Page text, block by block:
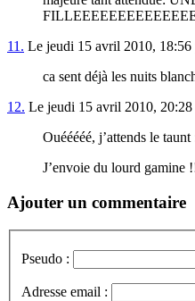
11. Le jeudi 15 avril 2010,
ca sent déjà les nuits
12. Le jeudi 15 avril 2010,
Ouééééé, j’attends le taunt
J’envoie du lourd gamine
Ajouter un commentaire
Pseudo :
Adresse email :